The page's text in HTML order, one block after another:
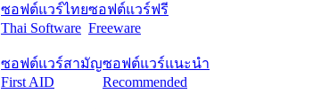
ซอฟต์แวร์ไทย
Thai Software
ซอฟต์แวร์ฟรี
Freeware
ซอฟต์แวร์สามัญ
First AID
ซอฟต์แวร์แนะนำ
Recommended